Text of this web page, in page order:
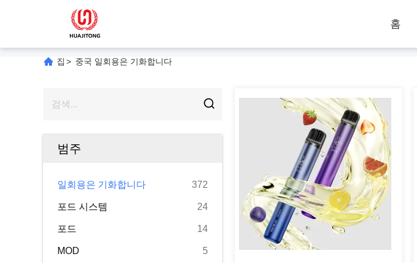
홈
집 > 중국 일회용은 기화합니다
범주
일회용은 기화합니다 372
포드 시스템 24
포드 14
MOD 5